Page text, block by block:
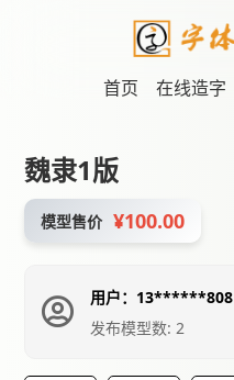
首页 在线造字
魏隶1版
模型售价 ¥100.00
用户：13******808
发布模型数: 2